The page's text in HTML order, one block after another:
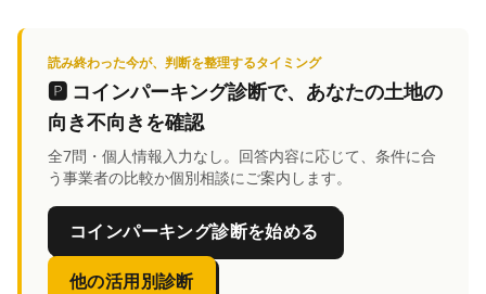
読み終わった今が、判断を整理するタイミング
🅿️ コインパーキング診断で、あなたの土地の
向き不向きを確認
全7問・個人情報入力なし。回答内容に応じて、条件に合
う事業者の比較か個別相談にご案内します。
コインパーキング診断を始める
他の活用別診断